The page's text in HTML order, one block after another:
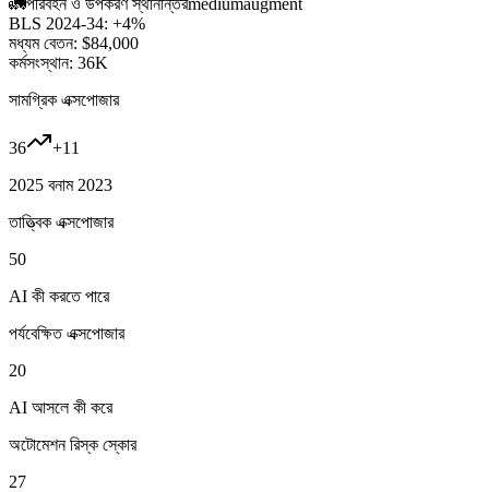
BLS 2024-34: +4%
মধ্যম বেতন: $84,000
কর্মসংস্থান: 36K
সামগ্রিক এক্সপোজার
36 +11
2025 বনাম 2023
তাত্ত্বিক এক্সপোজার
50
AI কী করতে পারে
পর্যবেক্ষিত এক্সপোজার
20
AI আসলে কী করে
অটোমেশন রিস্ক স্কোর
27